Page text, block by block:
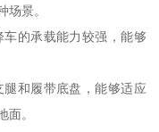
场景。
的承载能力较强，能够
和履带底盘，能够适应
面。